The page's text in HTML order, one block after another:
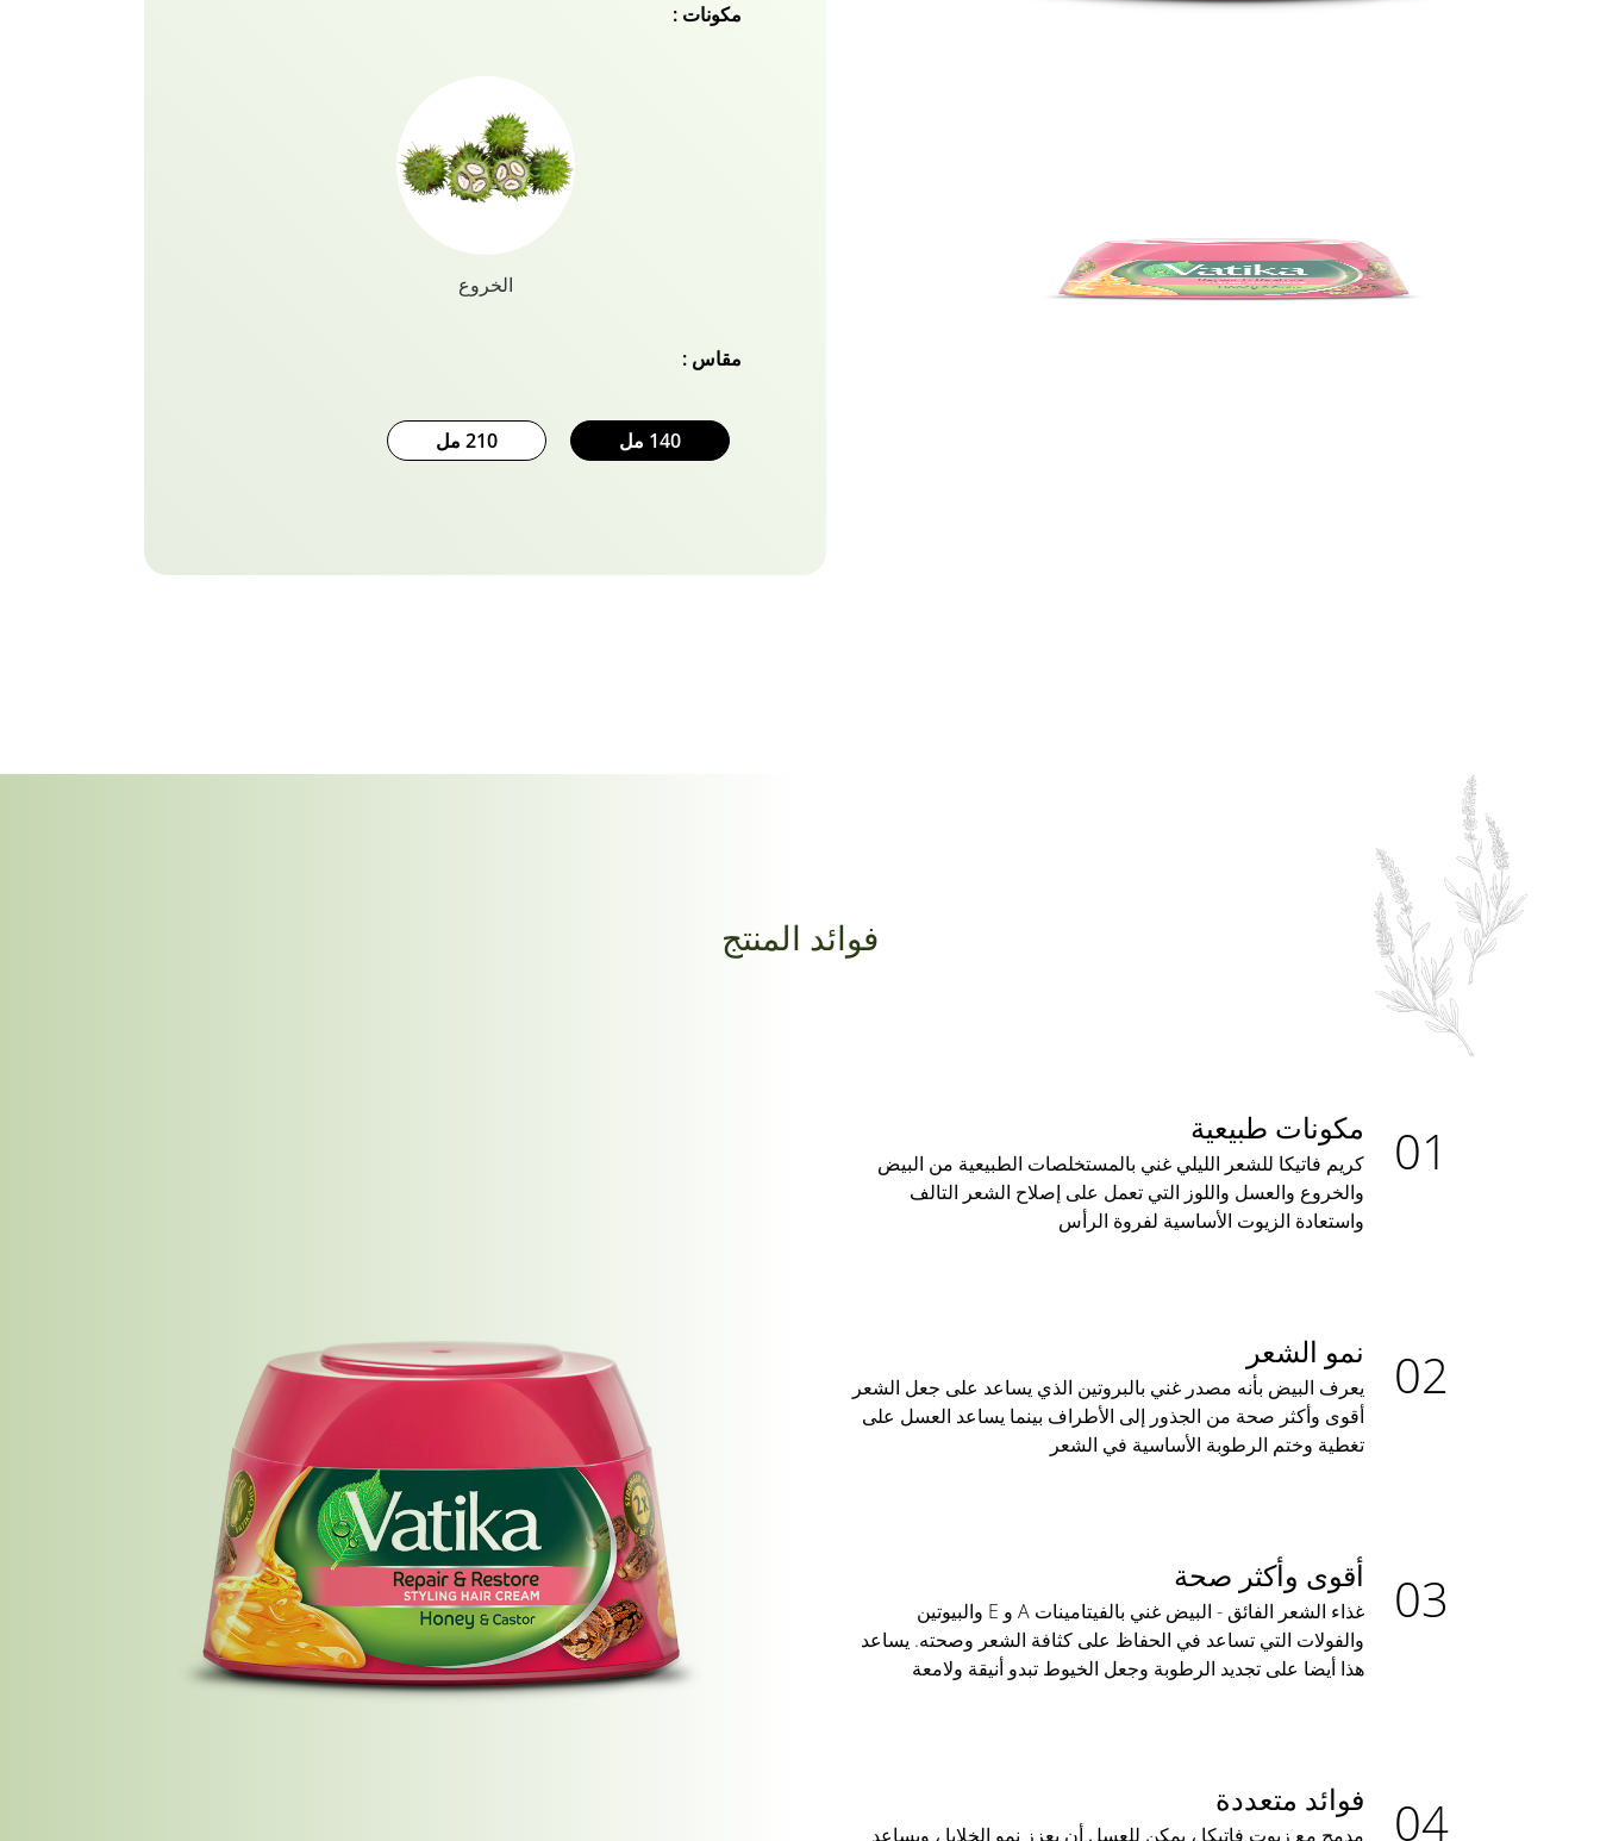
الناتجة عن الغبار والتلوث وخلايا فروة الرأس الميتة ومنتجات
جماليات الشعر الاصطناعي. امنحي نفسك هذا الأسلوب والمظهر
مكونات :
الخروع
مقاس :
140 مل 210 مل
فوائد المنتج
مكونات طبيعية
كريم فاتيكا للشعر الليلي غني بالمستخلصات الطبيعية من البيض
والخروع والعسل واللوز التي تعمل على إصلاح الشعر التالف
واستعادة الزيوت الأساسية لفروة الرأس
نمو الشعر
يعرف البيض بأنه مصدر غني بالبروتين الذي يساعد على جعل الشعر
أقوى وأكثر صحة من الجذور إلى الأطراف بينما يساعد العسل على
تغطية وختم الرطوبة الأساسية في الشعر
أقوى وأكثر صحة
غذاء الشعر الفائق - البيض غني بالفيتامينات A و E والبيوتين
والفولات التي تساعد في الحفاظ على كثافة الشعر وصحته. يساعد
هذا أيضا على تجديد الرطوبة وجعل الخيوط تبدو أنيقة ولامعة
فوائد متعددة
مدمج مع زيوت فاتيكا ، يمكن للعسل أن يعزز نمو الخلايا ، ويساعد